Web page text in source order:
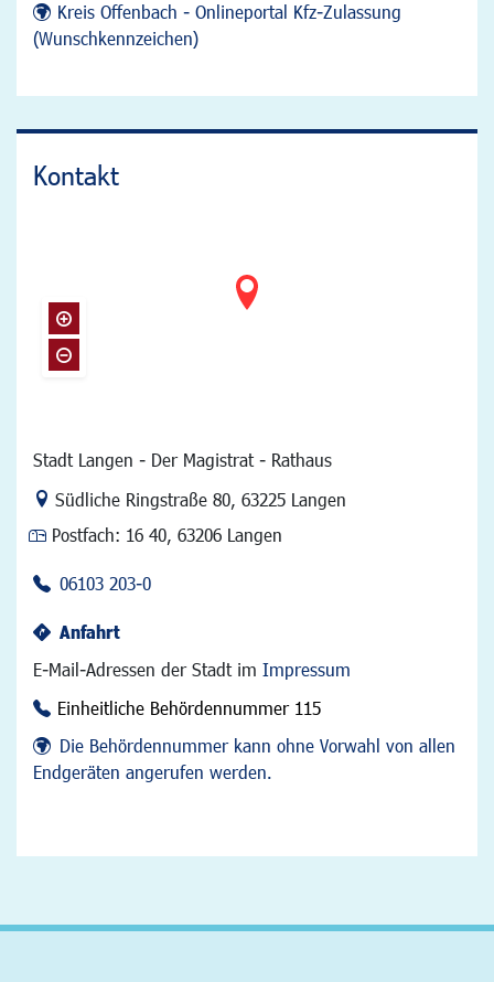
Kreis Offenbach - Onlineportal Kfz-Zulassung
(Wunschkennzeichen)
Kontakt
Stadt Langen - Der Magistrat - Rathaus
Link zur Google-Maps Navigation
Südliche Ringstraße 80, 63225 Langen
Postfach: 16 40, 63206 Langen
06103 203-0
Anfahrt
E-Mail-Adressen der Stadt im Impressum
Einheitliche Behördennummer 115
Die Behördennummer kann ohne Vorwahl von allen
Endgeräten angerufen werden.